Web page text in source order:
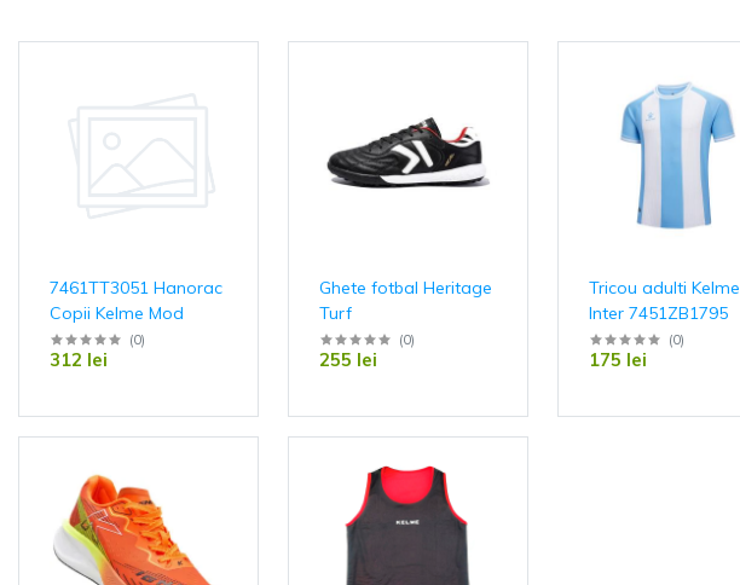
7461TT3051 Hanorac
Copii Kelme Mod
(0)
312 lei
Ghete fotbal Heritage
Turf
(0)
255 lei
Tricou adulti Kelme
Inter 7451ZB1795
(0)
175 lei